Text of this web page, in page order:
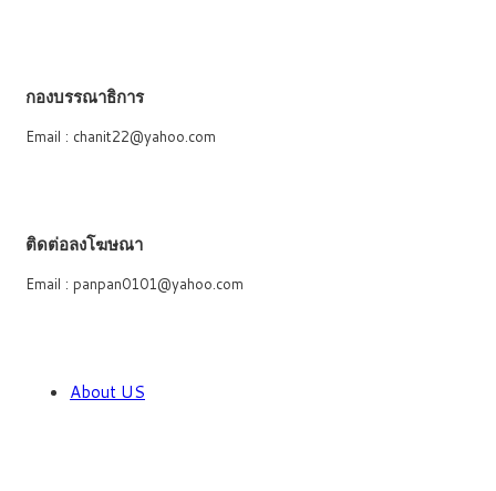
กองบรรณาธิการ
Email : chanit22@yahoo.com
ติดต่อลงโฆษณา
Email : panpan0101@yahoo.com
About US